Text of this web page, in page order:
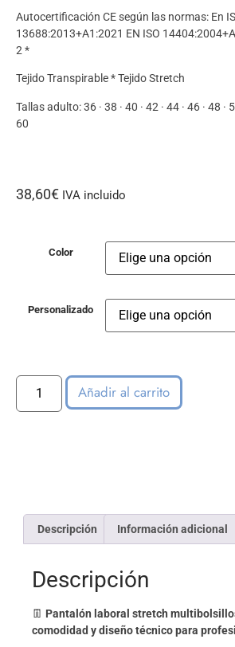
Autocertificación CE según las normas: En
13688:2013+A1:2021 EN ISO
2 *
Tejido Transpirable * Tejido Stretch
Tallas adulto: 36 · 38 · 40 · 42 · 44 · 46 · 48 ·
60
38,60€ IVA incluido
Color
Personalizado
Añadir al carrito
Descripción Información adicional
Descripción
👖 Pantalón laboral stretch
comodidad y diseño técnico para